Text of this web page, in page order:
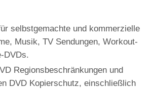
selbstgemachte und kommerzielle
Musik, TV Sendungen, Workout-
DVDs.
Regionsbeschränkungen und
DVD Kopierschutz, einschließlich